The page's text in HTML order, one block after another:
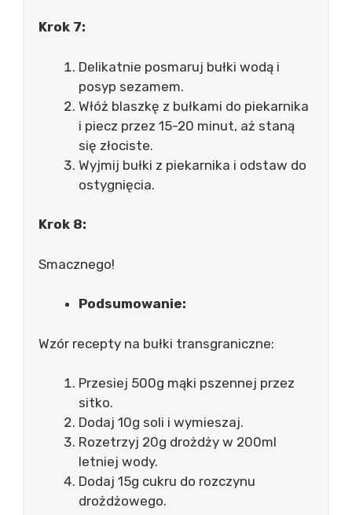
Krok 7:
Delikatnie posmaruj bułki wodą i
posyp sezamem.
Włóż blaszkę z bułkami do piekarnika
i piecz przez 15-20 minut, aż staną
się złociste.
Wyjmij bułki z piekarnika i odstaw do
ostygnięcia.
Krok 8:
Smacznego!
Podsumowanie:
Wzór recepty na bułki transgraniczne:
Przesiej 500g mąki pszennej przez
sitko.
Dodaj 10g soli i wymieszaj.
Rozetrzyj 20g drożdży w 200ml
letniej wody.
Dodaj 15g cukru do rozczynu
drożdżowego.